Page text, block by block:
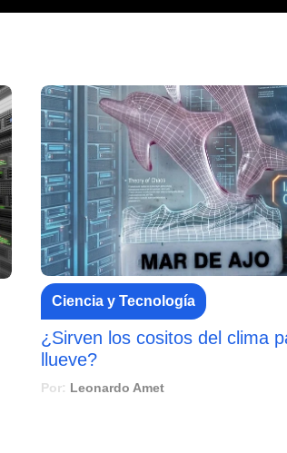
Ciencia y Tecnología
¿Sirven los cositos del clima
llueve?
Por: Leonardo Amet